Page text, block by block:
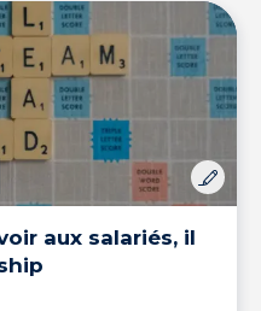
à l’IÉSEG
aux salariés, il